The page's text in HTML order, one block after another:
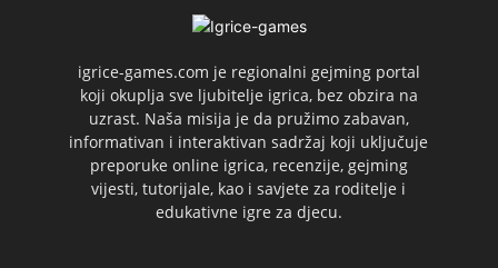
igrice-games.com je regionalni gejming portal
koji okuplja sve ljubitelje igrica, bez obzira na
uzrast. Naša misija je da pružimo zabavan,
informativan i interaktivan sadržaj koji uključuje
preporuke online igrica, recenzije, gejming
vijesti, tutorijale, kao i savjete za roditelje i
edukativne igre za djecu.